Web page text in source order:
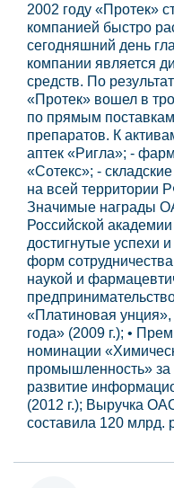
2002 году «Протек»
компанией быстро
сегодняшний день
компании является
средств. По
«Протек» вошел в
по прямым
препаратов. К
аптек «Ригла»; -
«Сотекс»; -
на всей территории
Значимые награды
Российской
достигнутые успехи
форм
наукой и
«Платиновая
года» (2009 г.); •
номинации
промышленность»
развитие
(2012 г.); Выручка
составила 120 млрд.